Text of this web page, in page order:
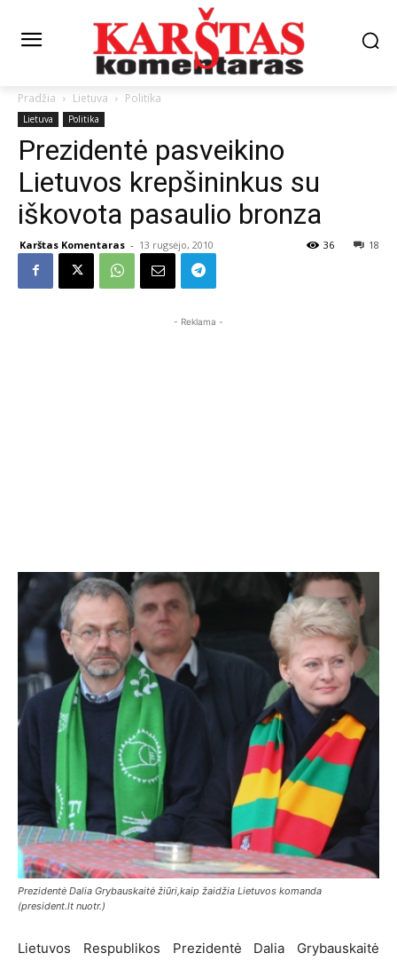
Pradžia Lietuva Politika
Lietuva Politika
Prezidentė pasveikino
Lietuvos krepšininkus su
iškovota pasaulio bronza
Karštas Komentaras - 13 rugsėjo, 2010 18
36
- Reklama -
Prezidentė Dalia Grybauskaitė žiūri,kaip žaidžia Lietuvos komanda
(president.lt nuotr.)
Lietuvos Respublikos Prezidentė Dalia Grybauskaitė